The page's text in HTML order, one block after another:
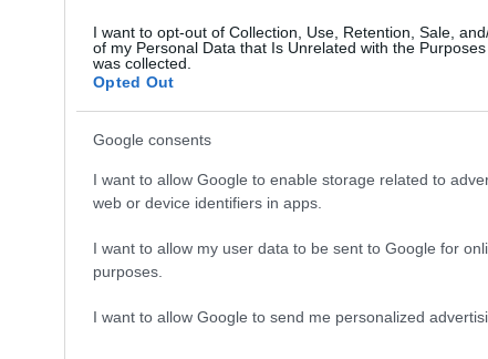
I want to opt-out of Collection, Use, Retention, Sale,
of my Personal Data that Is Unrelated with the
was collected.
Opted Out
Google consents
I want to allow Google to enable storage related to
web or device identifiers in apps.
I want to allow my user data to be sent to Google for
purposes.
I want to allow Google to send me personalized